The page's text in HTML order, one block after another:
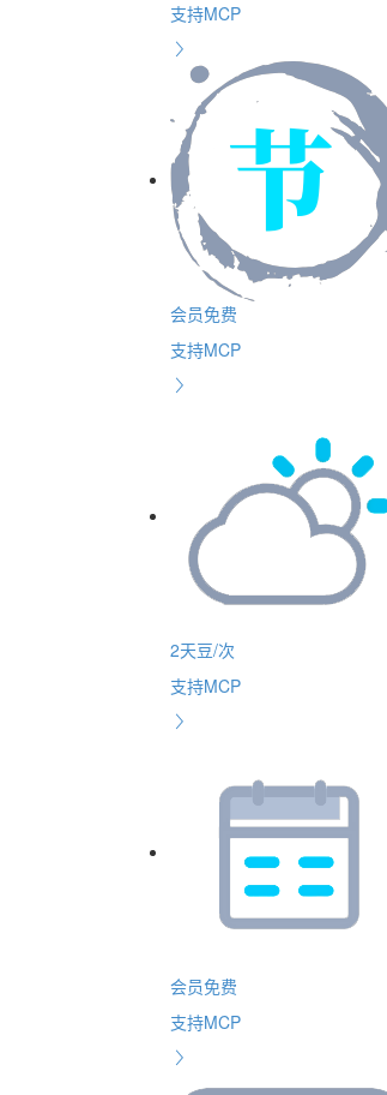
支持MCP
会员免费
支持MCP
2天豆/次
支持MCP
会员免费
支持MCP